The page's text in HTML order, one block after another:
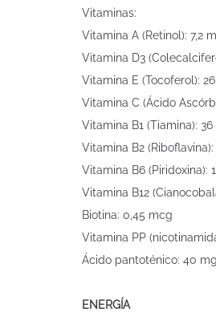
Vitaminas:
Vitamina A (Retinol): 7,2
Vitamina D3
Vitamina E (Tocoferol):
Vitamina C (Ácido
Vitamina B1 (Tiamina):
Vitamina B2
Vitamina B6 (Piridoxina):
Vitamina B12
Biotina: 0,45 mcg
Vitamina PP
Ácido pantoténico: 40 mg
ENERGÍA